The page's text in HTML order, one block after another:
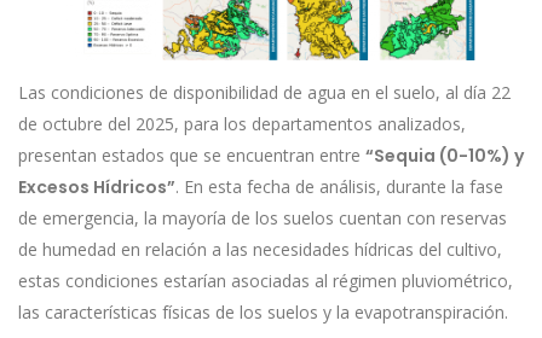
Las condiciones de disponibilidad de agua en el suelo, al día 22
de octubre del 2025, para los departamentos analizados,
presentan estados que se encuentran entre “Sequia (0-10%) y
Excesos Hídricos”. En esta fecha de análisis, durante la fase
de emergencia, la mayoría de los suelos cuentan con reservas
de humedad en relación a las necesidades hídricas del cultivo,
estas condiciones estarían asociadas al régimen pluviométrico,
las características físicas de los suelos y la evapotranspiración.